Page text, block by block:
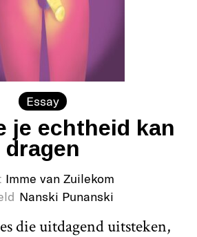
Essay
je echtheid kan
dragen
Imme van Zuilekom
Nanski Punanski
die uitdagend uitsteken,